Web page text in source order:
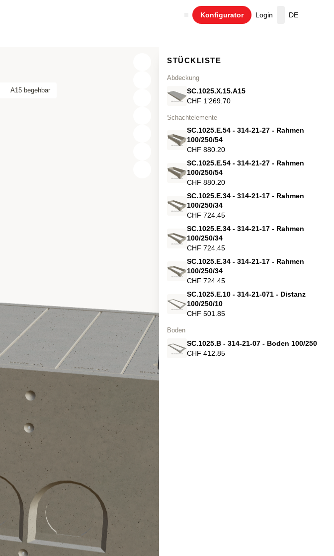
Konfigurator Login
Warenkorb
DE
A15 begehbar
STÜCKLISTE
Abdeckung
SC.1025.X.15.A15
CHF 1’269.70
Schachtelemente
SC.1025.E.54 - 314-21-27 - Rahmen
100/250/54
CHF 880.20
SC.1025.E.54 - 314-21-27 - Rahmen
100/250/54
CHF 880.20
SC.1025.E.34 - 314-21-17 - Rahmen
100/250/34
CHF 724.45
SC.1025.E.34 - 314-21-17 - Rahmen
100/250/34
CHF 724.45
SC.1025.E.34 - 314-21-17 - Rahmen
100/250/34
CHF 724.45
SC.1025.E.10 - 314-21-071 - Distanz
100/250/10
CHF 501.85
Boden
SC.1025.B - 314-21-07 - Boden 100/250
CHF 412.85